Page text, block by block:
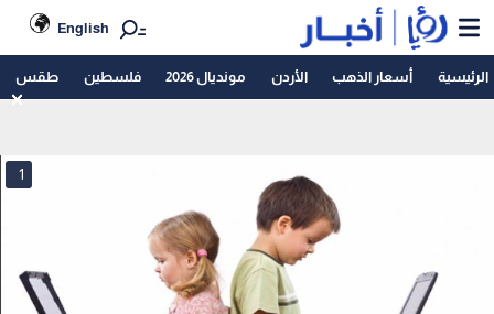
English
الرئيسية أسعار الذهب الأردن مونديال 2026 فلسطين طقس
1